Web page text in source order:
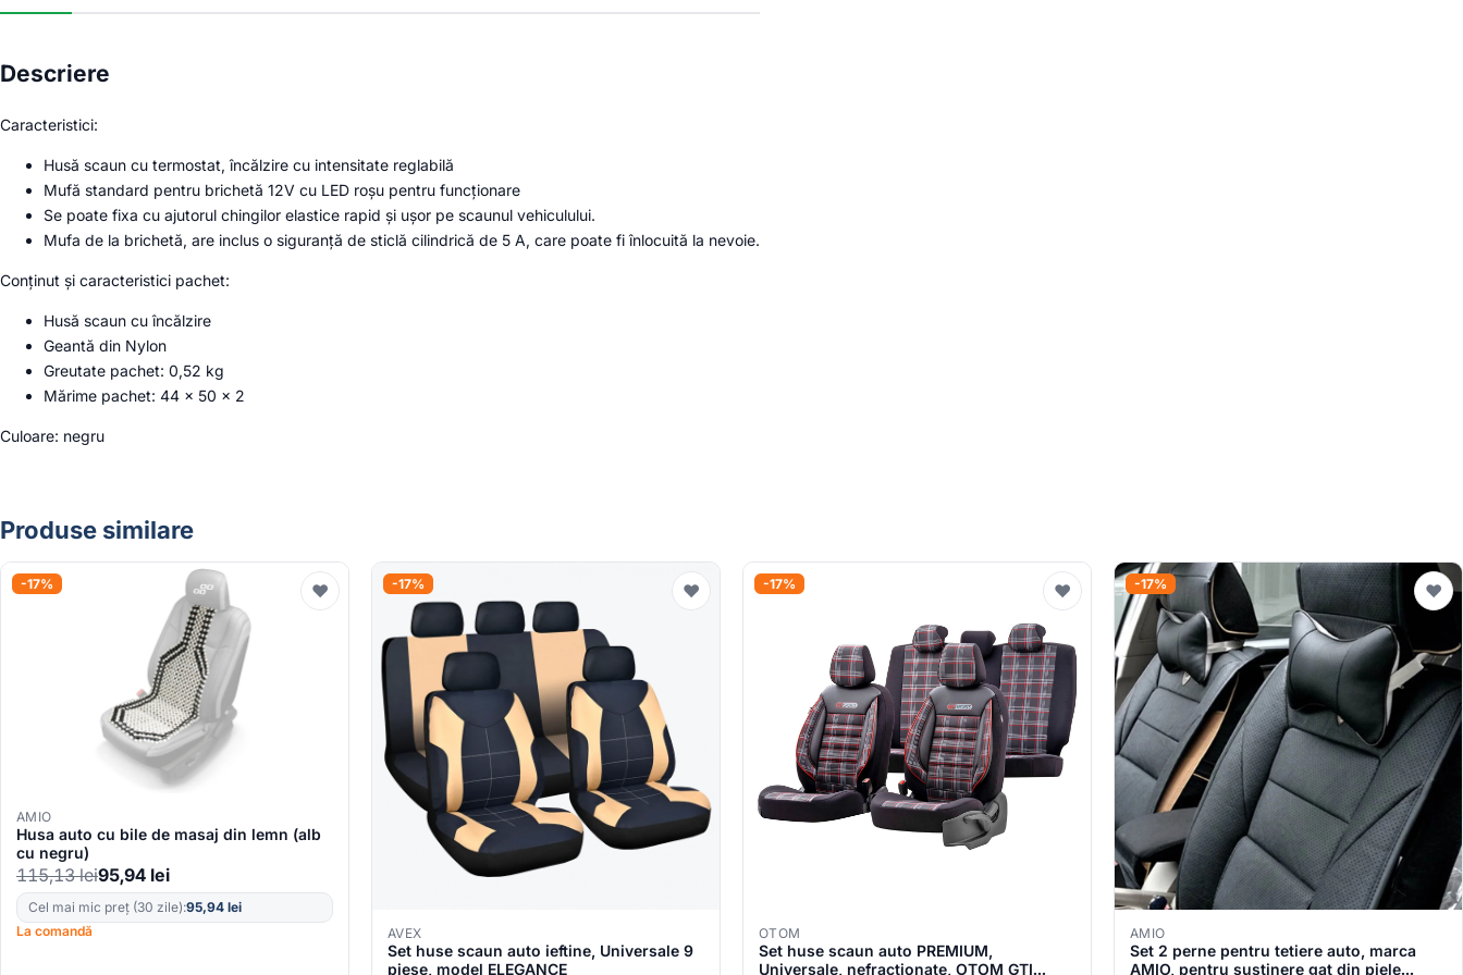
Descriere
Caracteristici:
Husă scaun cu termostat, încălzire cu intensitate reglabilă
Mufă standard pentru brichetă 12V cu LED roșu pentru funcționare
Se poate fixa cu ajutorul chingilor elastice rapid și ușor pe scaunul vehiculului.
Mufa de la brichetă, are inclus o siguranță de sticlă cilindrică de 5 A, care poate fi înlocuită la nevoie.
Conținut și caracteristici pachet:
Husă scaun cu încălzire
Geantă din Nylon
Greutate pachet: 0,52 kg
Mărime pachet: 44 x 50 x 2
Culoare: negru
Produse similare
-17% ♥
AMIO
Husa auto cu bile de masaj din lemn (alb
cu negru)
115,13lei95,94 lei
Cel mai mic preț (30 zile):95,94 lei
La comandă
-17% ♥
AVEX
Set huse scaun auto ieftine, Universale 9
piese, model ELEGANCE
-17% ♥
OTOM
Set huse scaun auto PREMIUM,
Universale, nefractionate, OTOM GTI
-17% ♥
AMIO
Set 2 perne pentru tetiere auto, marca
AMIO, pentru sustinere gat din piele